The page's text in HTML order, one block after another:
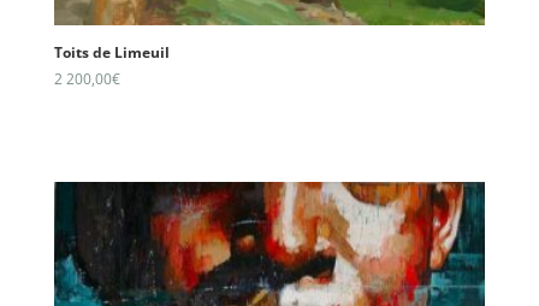
Toits de Limeuil
2 200,00€